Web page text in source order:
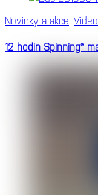
Novinky a akce,
12 hodin Spinning®